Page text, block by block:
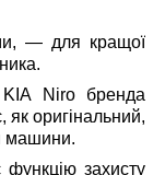
— для кращої
KIA Niro бренда
оригінальний,
машини.
захисту